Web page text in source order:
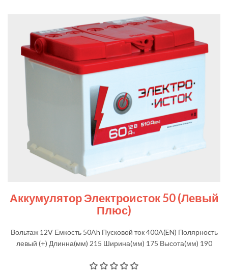
Аккумулятор Электроисток 50 (левый
Плюс)
Вольтаж 12V Емкость 50Ah Пусковой ток 400A(EN) Полярность
левый (+) Длинна(мм) 215 Ширина(мм) 175 Высота(мм) 190